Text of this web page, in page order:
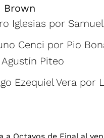
Brown
Iglesias por
Cenci por Pio
Piteo
Ezequiel Vera por